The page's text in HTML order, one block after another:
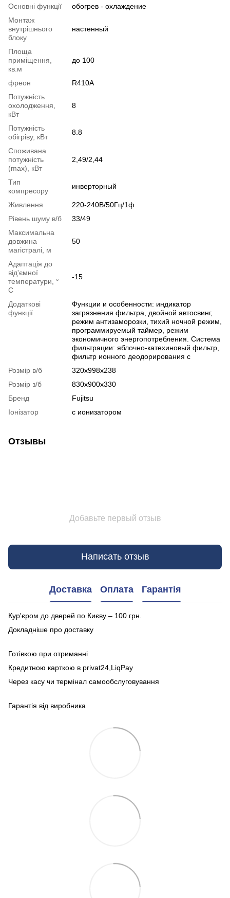
Основні функції
обогрев - охлаждение
Монтаж
внутрішнього
блоку
настенный
Площа
приміщення,
кв.м
до 100
фреон
R410A
Потужність
охолодження,
кВт
8
Потужність
обігріву, кВт
8.8
Споживана
потужність
(max), кВт
2,49/2,44
Тип
компресору
инверторный
Живлення
220-240В/50Гц/1ф
Рівень шуму в/б
33/49
Максимальна
довжина
магістралі, м
50
Адаптація до
від'ємної
температури, °
C
-15
Додаткові
функції
Функции и особенности: индикатор
загрязнения фильтра, двойной автосвинг,
режим антизаморозки, тихий ночной режим,
программируемый таймер, режим
экономичного энергопотребления. Система
фильтрации: яблочно-катехиновый фильтр,
фильтр ионного деодорирования с
Розмір в/б
320x998x238
Розмір з/б
830x900x330
Бренд
Fujitsu
Іонізатор
с ионизатором
Отзывы
Добавьте первый отзыв
Написать отзыв
Доставка Оплата Гарантія
Кур'єром до дверей по Києву – 100 грн.
Докладніше про доставку
Готівкою при отриманні
Кредитною карткою в privat24,LiqPay
Через касу чи термінал самообслуговування
Гарантія від виробника